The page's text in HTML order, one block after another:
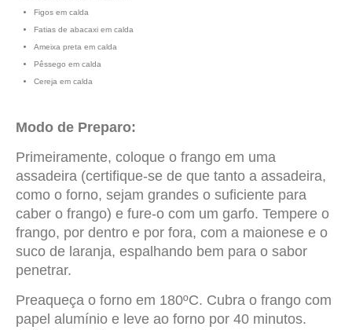
Figos em calda
Fatias de abacaxi em calda
Ameixa preta em calda
Pêssego em calda
Cereja em calda
Modo de Preparo:
Primeiramente, coloque o frango em uma
assadeira (certifique-se de que tanto a assadeira,
como o forno, sejam grandes o suficiente para
caber o frango) e fure-o com um garfo. Tempere o
frango, por dentro e por fora, com a maionese e o
suco de laranja, espalhando bem para o sabor
penetrar.
Preaqueça o forno em 180ºC. Cubra o frango com
papel alumínio e leve ao forno por 40 minutos.